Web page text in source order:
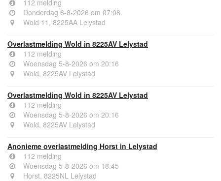
112 melding
Donderdag 6-8-2026 om 07:08
Wold 11, 8225AA Lelystad
Overlastmelding Wold in 8225AV Lelystad
112 melding
Woensdag 5-8-2026 om 20:16
Wold, 8225AV Lelystad
Overlastmelding Wold in 8225AV Lelystad
112 melding
Woensdag 5-8-2026 om 20:16
Wold, 8225AV Lelystad
Anonieme overlastmelding Horst in Lelystad
112 melding
Woensdag 5-8-2026 om 18:45
Horst, 8225NL Lelystad